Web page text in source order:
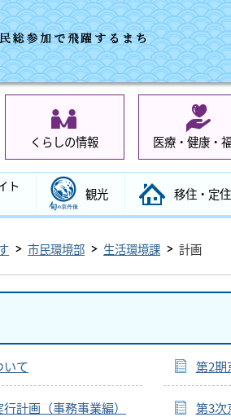
くらしの情報 医療・健康・
ト 観光 移住・定住
市民環境部 生活環境課 計画
いて 第2期
計画（事務事業編） 第3次